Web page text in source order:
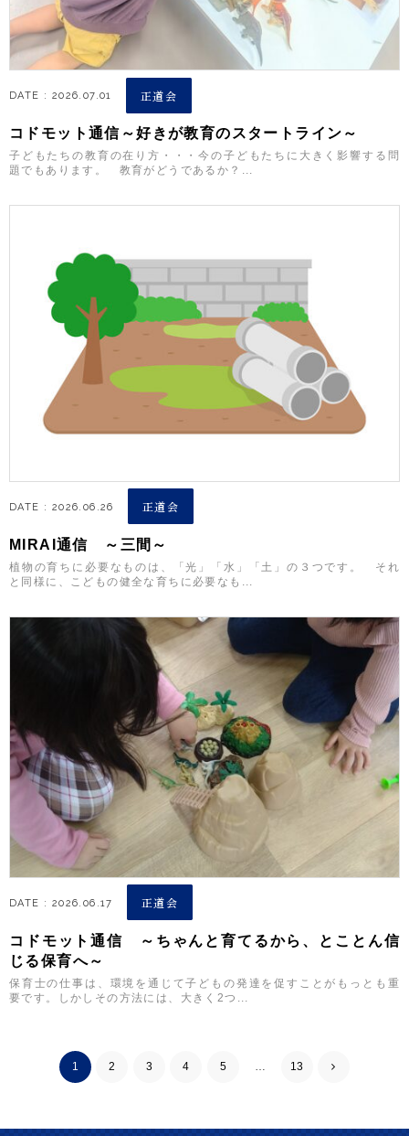
DATE : 2026.07.01 正道会
コドモット通信～好きが教育のスタートライン～
子どもたちの教育の在り方・・・今の子どもたちに大きく影響する問
題でもあります。 教育がどうであるか？...
DATE : 2026.06.26 正道会
MIRAI通信 ～三間～
植物の育ちに必要なものは、「光」「水」「土」の３つです。 それ
と同様に、こどもの健全な育ちに必要なも...
DATE : 2026.06.17 正道会
コドモット通信 ～ちゃんと育てるから、とことん信
じる保育へ～
保育士の仕事は、環境を通じて子どもの発達を促すことがもっとも重
要です。しかしその方法には、大きく2つ...
1 2 3 4 5 … 13